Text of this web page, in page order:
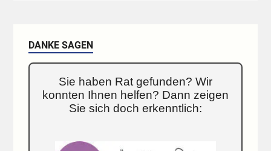
DANKE SAGEN
Sie haben Rat gefunden? Wir
konnten Ihnen helfen? Dann zeigen
Sie sich doch erkenntlich: